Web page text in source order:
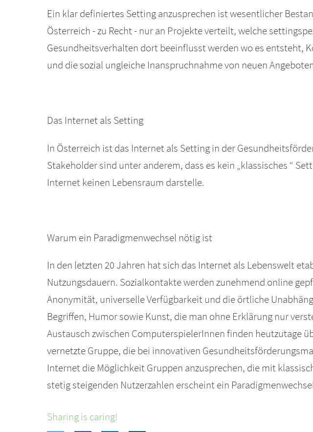
Ein klar definiertes Setting anzusprechen ist wesentlicher
Österreich - zu Recht - nur an Projekte verteilt, welche
Gesundheitsverhalten dort beeinflusst werden wo es entsteht,
und die sozial ungleiche Inanspruchnahme von neuen
Das Internet als Setting
In Österreich ist das Internet als Setting in der
Stakeholder sind unter anderem, dass es kein „klassisches “
Internet keinen Lebensraum darstelle.
Warum ein Paradigmenwechsel nötig ist
In den letzten 20 Jahren hat sich das Internet als Lebenswelt
Nutzungsdauern. Sozialkontakte werden zunehmend online
Anonymität, universelle Verfügbarkeit und die örtliche
Begriffen, Humor sowie Kunst, die man ohne Erklärung nur
Austausch zwischen ComputerspielerInnen finden heutzutage
vernetzte Gruppe, die bei innovativen
Internet die Möglichkeit Gruppen anzusprechen, die mit
stetig steigenden Nutzerzahlen erscheint ein
Sharing is caring!